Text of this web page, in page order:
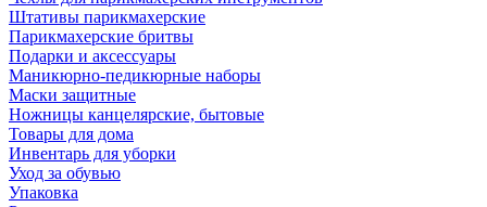
Штативы парикмахерские
Парикмахерские бритвы
Подарки и аксессуары
Маникюрно-педикюрные наборы
Маски защитные
Ножницы канцелярские, бытовые
Товары для дома
Инвентарь для уборки
Уход за обувью
Упаковка